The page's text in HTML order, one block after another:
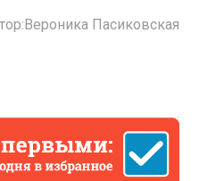
Вероника Пасиковская